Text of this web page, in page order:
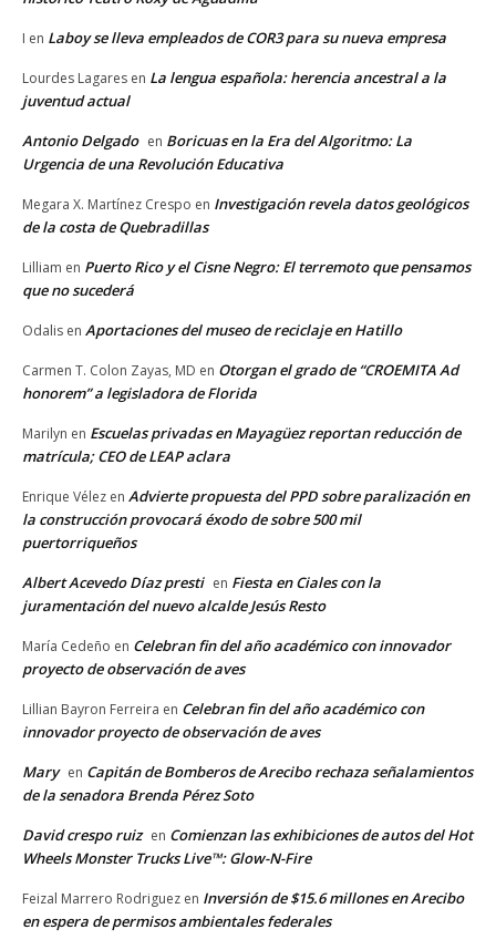
I en Laboy se lleva empleados de COR3 para su nueva empresa
Lourdes Lagares en La lengua española: herencia ancestral a la
juventud actual
Antonio Delgado en Boricuas en la Era del Algoritmo: La
Urgencia de una Revolución Educativa
Megara X. Martínez Crespo en Investigación revela datos geológicos
de la costa de Quebradillas
Lilliam en Puerto Rico y el Cisne Negro: El terremoto que pensamos
que no sucederá
Odalis en Aportaciones del museo de reciclaje en Hatillo
Carmen T. Colon Zayas, MD en Otorgan el grado de “CROEMITA Ad
honorem” a legisladora de Florida
Marilyn en Escuelas privadas en Mayagüez reportan reducción de
matrícula; CEO de LEAP aclara
Enrique Vélez en Advierte propuesta del PPD sobre paralización en
la construcción provocará éxodo de sobre 500 mil
puertorriqueños
Albert Acevedo Díaz presti en Fiesta en Ciales con la
juramentación del nuevo alcalde Jesús Resto
María Cedeño en Celebran fin del año académico con innovador
proyecto de observación de aves
Lillian Bayron Ferreira en Celebran fin del año académico con
innovador proyecto de observación de aves
Mary en Capitán de Bomberos de Arecibo rechaza señalamientos
de la senadora Brenda Pérez Soto
David crespo ruiz en Comienzan las exhibiciones de autos del Hot
Wheels Monster Trucks Live™: Glow-N-Fire
Feizal Marrero Rodriguez en Inversión de $15.6 millones en Arecibo
en espera de permisos ambientales federales